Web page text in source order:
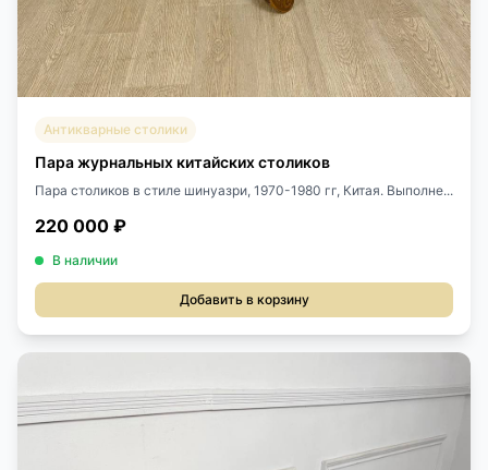
Антикварные столики
Пара журнальных китайских столиков
Пара столиков в стиле шинуазри, 1970-1980 гг, Китая. Выполне...
220 000 ₽
В наличии
Добавить в корзину